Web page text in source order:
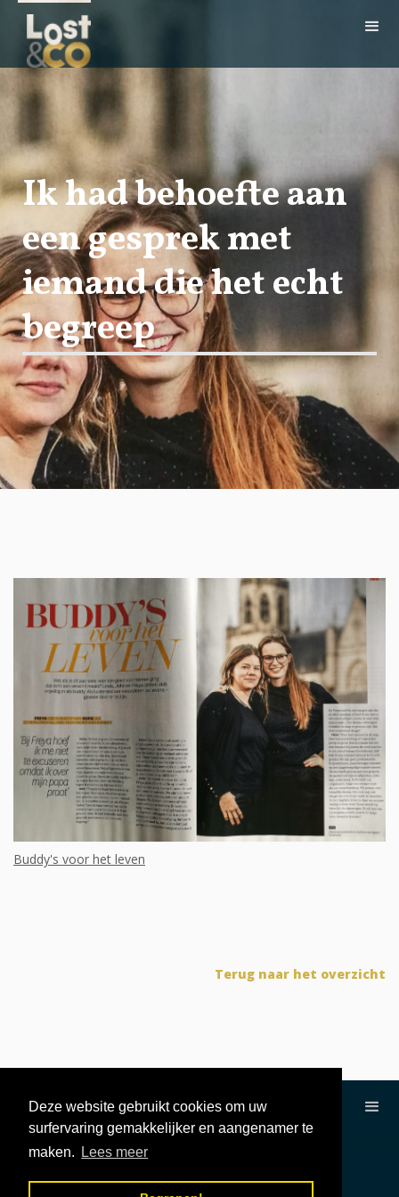
Deze website gebruikt cookies om uw
surfervaring gemakkelijker en aangenamer te
maken.
Lees meer
Ik had behoefte aan
een gesprek met
iemand die het echt
begreep
Buddy's voor het leven
Terug naar het overzicht